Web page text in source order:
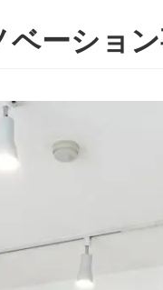
ベーショ